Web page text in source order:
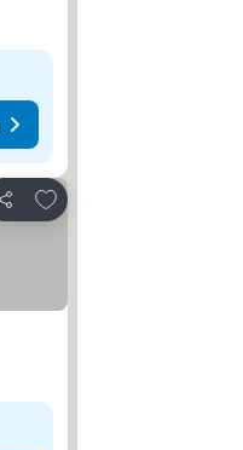
Teilen
Zu Favoriten hinzufügen